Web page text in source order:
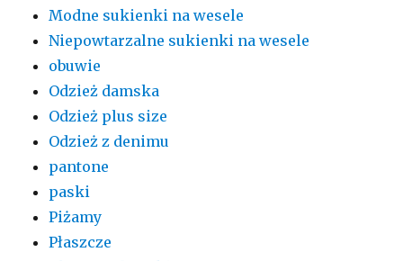
Modne sukienki na wesele
Niepowtarzalne sukienki na wesele
obuwie
Odzież damska
Odzież plus size
Odzież z denimu
pantone
paski
Piżamy
Płaszcze